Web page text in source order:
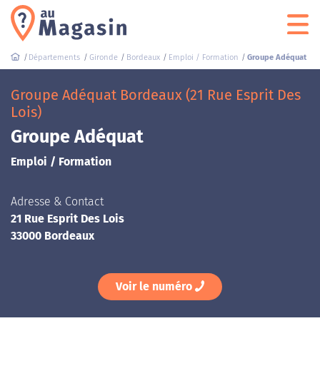
Départements Gironde Bordeaux Emploi / Formation Groupe Adéquat
Groupe Adéquat Bordeaux (21 Rue Esprit Des
Lois)
Groupe Adéquat
Emploi / Formation
Adresse & Contact
21 Rue Esprit Des Lois
33000 Bordeaux
Voir le numéro